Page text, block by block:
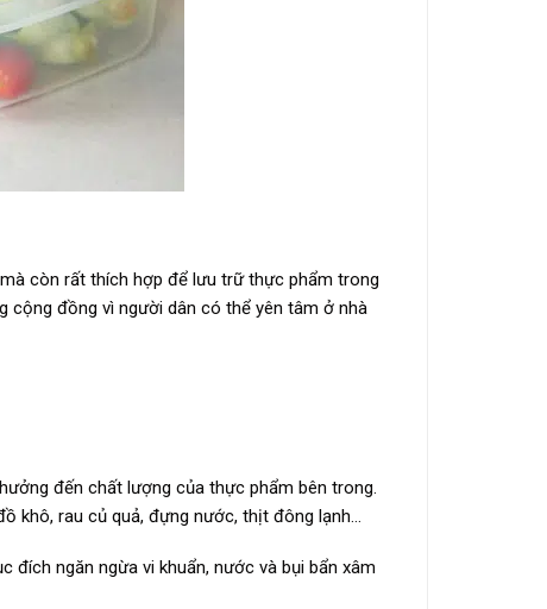
còn rất thích hợp để lưu trữ thực phẩm trong
cộng đồng vì người dân có thể yên tâm ở nhà
đến chất lượng của thực phẩm bên trong.
khô, rau củ quả, đựng nước, thịt đông lạnh…
đích ngăn ngừa vi khuẩn, nước và bụi bẩn xâm